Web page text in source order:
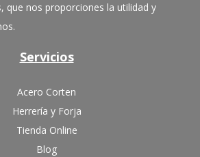
que nos proporciones la utilidad y
Servicios
Acero Corten
Herrería y Forja
Tienda Online
Blog